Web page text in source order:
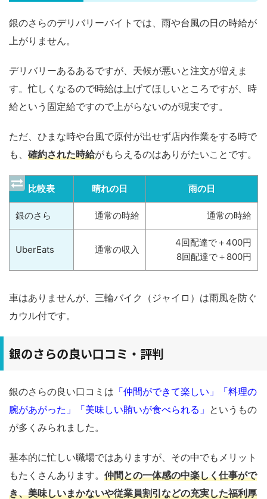
銀のさらのデリバリーバイトでは、雨や台風の日の時給が
上がりません。
デリバリーあるあるですが、天候が悪いと注文が増えま
す。忙しくなるので時給は上げてほしいところですが、時
給という固定給ですので上がらないのが現実です。
ただ、ひまな時や台風で原付が出せず店内作業をする時で
も、 確約された時給がもらえるのはありがたいことです。
比較表 晴れの日 雨の日
銀のさら 通常の時給 通常の時給
UberEats 通常の収入
4回配達で＋400円
8回配達で＋800円
車はありませんが、三輪バイク（ジャイロ）は雨風を防ぐ
カウル付です。
銀のさらの良い口コミ・評判
銀のさらの良い口コミは 「仲間ができて楽しい」「料理の
腕があがった」「美味しい賄いが食べられる」 というもの
が多くみられました。
基本的に忙しい職場ではありますが、その中でもメリット
もたくさんあります。 仲間との一体感の中楽しく仕事がで
き、美味しいまかないや従業員割引などの充実した福利厚